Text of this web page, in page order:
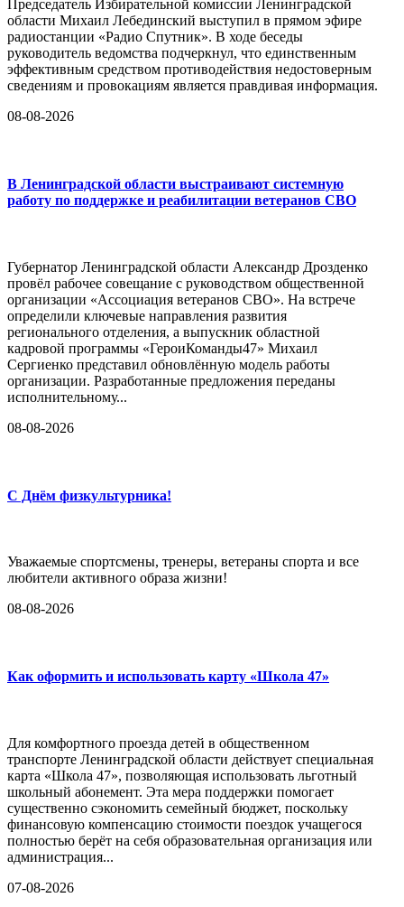
Председатель Избирательной комиссии Ленинградской
области Михаил Лебединский выступил в прямом эфире
радиостанции «Радио Спутник». В ходе беседы
руководитель ведомства подчеркнул, что единственным
эффективным средством противодействия недостоверным
сведениям и провокациям является правдивая информация.
08-08-2026
В Ленинградской области выстраивают системную
работу по поддержке и реабилитации ветеранов СВО
Губернатор Ленинградской области Александр Дрозденко
провёл рабочее совещание с руководством общественной
организации «Ассоциация ветеранов СВО». На встрече
определили ключевые направления развития
регионального отделения, а выпускник областной
кадровой программы «ГероиКоманды47» Михаил
Сергиенко представил обновлённую модель работы
организации. Разработанные предложения переданы
исполнительному...
08-08-2026
С Днём физкультурника!
Уважаемые спортсмены, тренеры, ветераны спорта и все
любители активного образа жизни!
08-08-2026
Как оформить и использовать карту «Школа 47»
Для комфортного проезда детей в общественном
транспорте Ленинградской области действует специальная
карта «Школа 47», позволяющая использовать льготный
школьный абонемент. Эта мера поддержки помогает
существенно сэкономить семейный бюджет, поскольку
финансовую компенсацию стоимости поездок учащегося
полностью берёт на себя образовательная организация или
администрация...
07-08-2026